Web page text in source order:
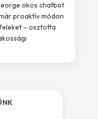
okos chatbot
proaktív módon
– osztotta